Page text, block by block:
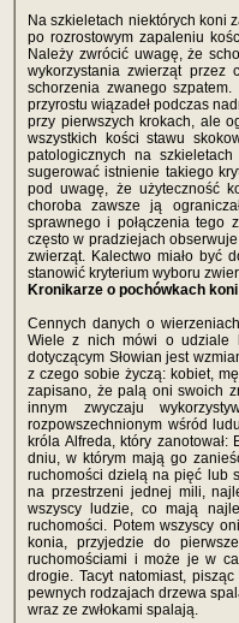
Na szkieletach niektórych koni
po rozrostowym zapaleniu
Należy zwrócić uwagę, że
wykorzystania zwierząt przez
schorzenia zwanego
przyrostu wiązadeł podczas
przy pierwszych krokach, ale
wszystkich kości stawu
patologicznych na
sugerować istnienie takiego
pod uwagę, że użyteczność
choroba zawsze ją
sprawnego i połączenia tego
często w pradziejach
zwierząt. Kalectwo miało być
stanowić kryterium wyboru
Kronikarze o pochówkach koni
Cennych danych o
Wiele z nich mówi o udziale
dotyczącym Słowian jest
z czego sobie życzą: kobiet,
zapisano, że palą oni swoich
innym zwyczaju
rozpowszechnionym wśród
króla Alfreda, który
dniu, w którym mają go
ruchomości dzielą na pięć lub
na przestrzeni jednej mili,
wszyscy ludzie, co mają
ruchomości. Potem wszyscy
konia, przyjedzie do
ruchomościami i może je w
drogie. Tacyt natomiast,
pewnych rodzajach drzewa
wraz ze zwłokami spalają.